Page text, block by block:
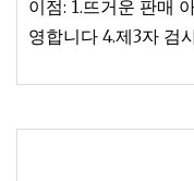
이점: 1.뜨거운 판매
영합니다 4.제3자 검